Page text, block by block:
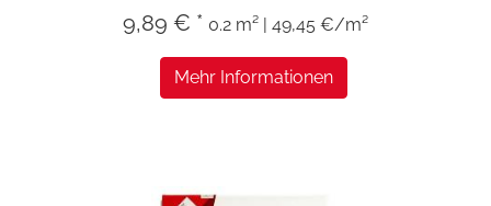
9,89 € * 0.2 m² | 49,45 €/m²
Mehr Informationen